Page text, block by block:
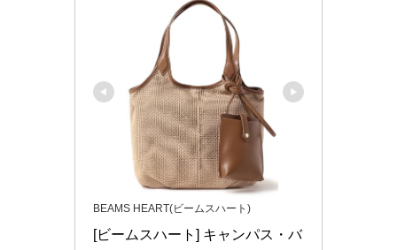
BEAMS HEART(ビームスハート)
[ビームスハート] キャンパス・バ